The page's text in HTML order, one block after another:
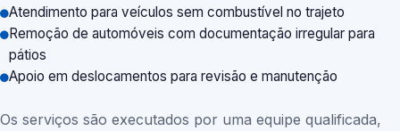
Atendimento para veículos sem combustível no trajeto
Remoção de automóveis com documentação irregular para
pátios
Apoio em deslocamentos para revisão e manutenção
Os serviços são executados por uma equipe qualificada,